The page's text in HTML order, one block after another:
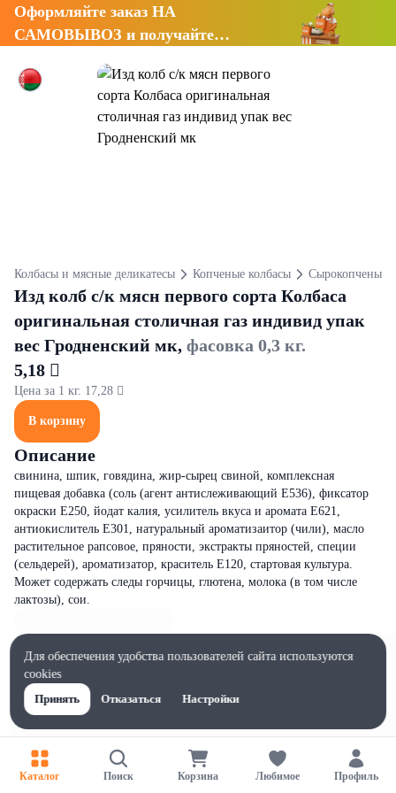
Оформляйте заказ НА
САМОВЫВОЗ и получайте
Колбасы и мясные деликатесы Копченые колбасы Сырокопченые
Изд колб с/к мясн первого сорта Колбаса
оригинальная столичная газ индивид упак
вес Гродненский мк, фасовка 0,3 кг.
5,18 
Цена за 1 кг. 17,28 
В корзину
Описание
свинина, шпик, говядина, жир-сырец свиной, комплексная
пищевая добавка (соль (агент антислеживающий Е536), фиксатор
окраски Е250, йодат калия, усилитель вкуса и аромата Е621,
антиокислитель Е301, натуральный ароматизаитор (чили), масло
растительное рапсовое, пряности, экстракты пряностей, специи
(сельдерей), ароматизатор, краситель Е120, стартовая культура.
Может содержать следы горчицы, глютена, молока (в том числе
лактозы), сои.
Каталог Поиск Корзина Любимое Профиль
Для обеспечения удобства пользователей сайта используются
cookies
Принять
Отказаться Настройки